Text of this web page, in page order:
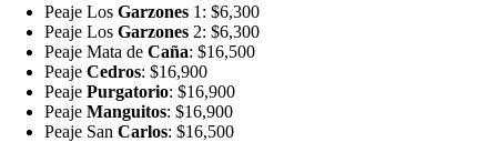
Peaje Los Garzones 1: $6,300
Peaje Los Garzones 2: $6,300
Peaje Mata de Caña: $16,500
Peaje Cedros: $16,900
Peaje Purgatorio: $16,900
Peaje Manguitos: $16,900
Peaje San Carlos: $16,500